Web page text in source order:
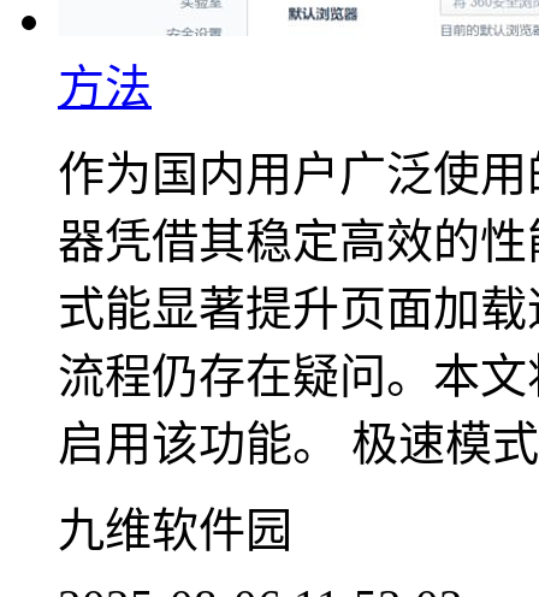
方法
作为国内用户广泛使
器凭借其稳定高效的
式能显著提升页面加
流程仍存在疑问。本
启用该功能。 极速模
九维软件园